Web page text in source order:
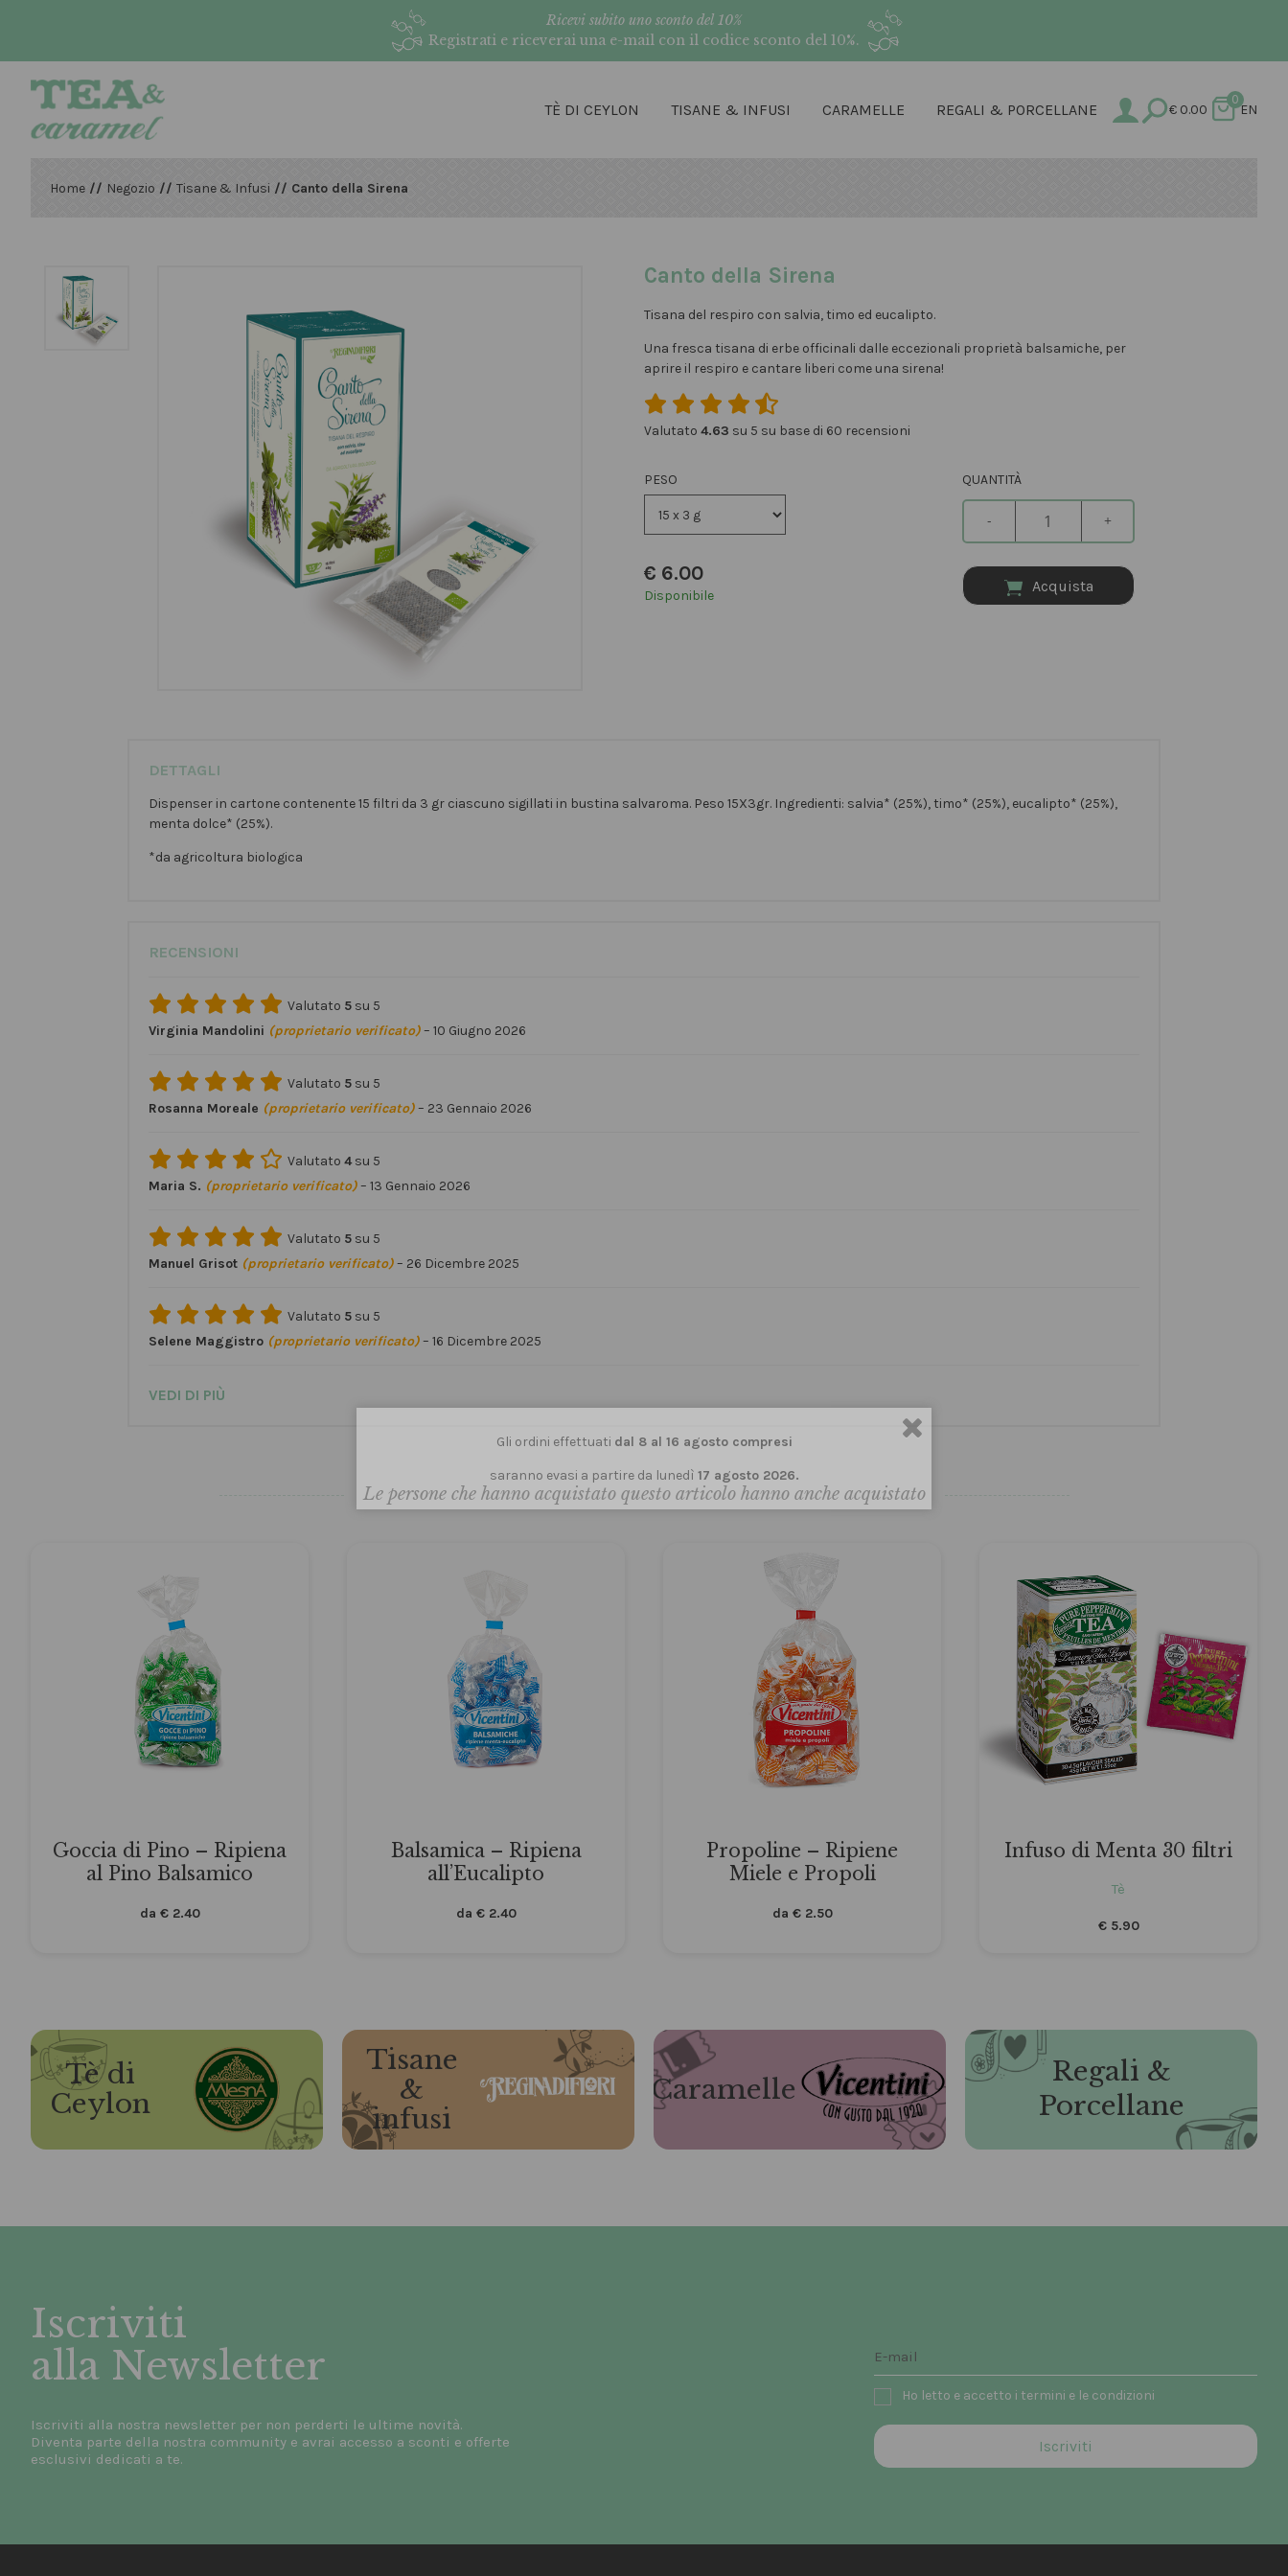
Ricevi subito uno sconto del 10%
Registrati e riceverai una e-mail con il codice sconto del 10%.
TÈ DI CEYLON TISANE & INFUSI CARAMELLE REGALI & PORCELLANE € 0.00
0
EN
Home // Negozio // Tisane & Infusi // Canto della Sirena
Canto della Sirena
Tisana del respiro con salvia, timo ed eucalipto.
Una fresca tisana di erbe officinali dalle eccezionali proprietà balsamiche, per
aprire il respiro e cantare liberi come una sirena!
Valutato 4.63 su 5 su base di 60 recensioni
PESO
€ 6.00
Disponibile
QUANTITÀ
- +
Acquista
DETTAGLI
Dispenser in cartone contenente 15 filtri da 3 gr ciascuno sigillati in bustina salvaroma. Peso 15X3gr. Ingredienti: salvia* (25%), timo* (25%), eucalipto* (25%),
menta dolce* (25%).
*da agricoltura biologica
RECENSIONI
Valutato 5su 5
Virginia Mandolini (proprietario verificato)– 10 Giugno 2026
Valutato 5su 5
Rosanna Moreale (proprietario verificato)– 23 Gennaio 2026
Valutato 4su 5
Maria S. (proprietario verificato)– 13 Gennaio 2026
Valutato 5su 5
Manuel Grisot (proprietario verificato)– 26 Dicembre 2025
Valutato 5su 5
Selene Maggistro (proprietario verificato)– 16 Dicembre 2025
VEDI DI PIÙ
Le persone che hanno acquistato questo articolo hanno anche acquistato
Goccia di Pino – Ripiena
al Pino Balsamico
da €2.40
Balsamica – Ripiena
all’Eucalipto
da €2.40
Propoline – Ripiene
Miele e Propoli
da €2.50
Infuso di Menta 30 filtri
Tè
€5.90
Tè di
Ceylon
Tisane
&
infusi
Caramelle
Regali &
Porcellane
Iscriviti
alla Newsletter
Iscriviti alla nostra newsletter per non perderti le ultime novità.
Diventa parte della nostra community e avrai accesso a sconti e offerte
esclusivi dedicati a te.
Ho letto e accetto i termini e le condizioni
Gli ordini effettuati dal 8 al 16 agosto compresi
saranno evasi a partire da lunedì 17 agosto 2026.